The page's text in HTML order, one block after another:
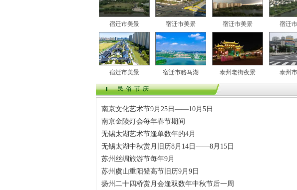
宿迁市美景 宿迁市美景 宿迁市美景 宿迁
宿迁市美景 宿迁市骆马湖 泰州老街夜景 泰州
民俗节庆
南京文化艺术节9月25日——10月5日
南京金陵灯会每年春节期间
无锡太湖艺术节逢单数年的4月
无锡太湖中秋赏月旧历8月14日——8月15日
苏州丝绸旅游节每年9月
苏州虞山重阳登高节旧历9月9日
扬州二十四桥赏月会逢双数年中秋节后一周